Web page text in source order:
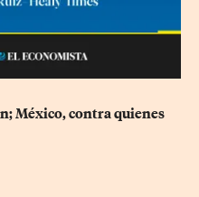
México, contra quienes